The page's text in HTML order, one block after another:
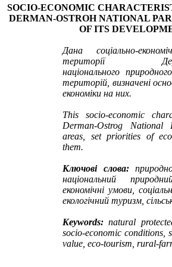
SOCIO-ECONOMIC
DERMAN-OSTROH NATIONAL
OF ITS
Дана соціально-
території
національного
територій, визначені
економіки на них.
This socio-economic
Derman-Ostrog
areas, set priorities of
them.
Ключові слова:
національний
економічні умови,
екологічний туризм,
Keywords: natural
socio-economic conditions,
value, eco-tourism, rural-